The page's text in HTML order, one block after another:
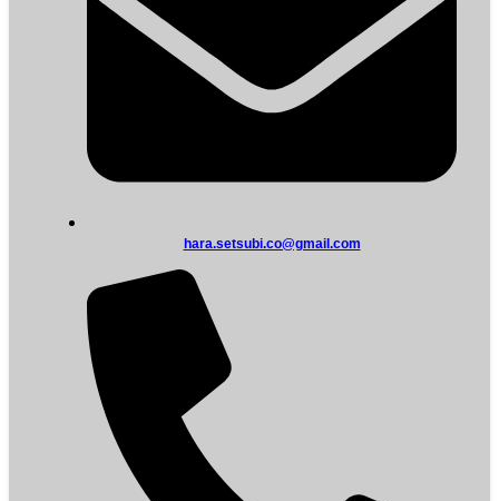
hara.setsubi.co@gmail.com